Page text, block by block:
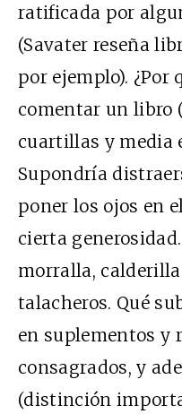
ratificada por
(Savater reseña
por ejemplo). ¿Por
comentar un libro
cuartillas y media
Supondría
poner los ojos en
cierta
morralla,
talacheros. Qué
en suplementos y
consagrados, y
(distinción